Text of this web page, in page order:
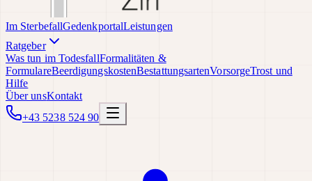
Im SterbefallGedenkportalLeistungen
Ratgeber
Was tun im TodesfallFormalitäten &
FormulareBeerdigungskostenBestattungsartenVorsorgeTrost und
Hilfe
Über unsKontakt
+43 5238 524 90